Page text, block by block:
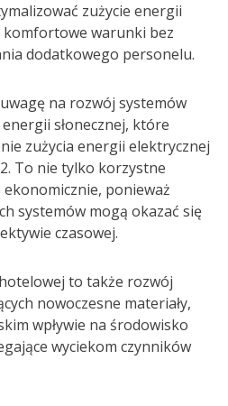
zużycie energii
warunki bez
dodatkowego personelu.
na rozwój systemów
słonecznej, które
zużycia energii elektrycznej
To nie tylko korzystne
ponieważ
systemów mogą okazać się
czasowej.
to także rozwój
nowoczesne materiały,
wpływie na środowisko
wyciekom czynników